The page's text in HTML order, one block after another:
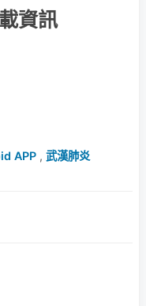
資訊
APP , 武漢肺炎